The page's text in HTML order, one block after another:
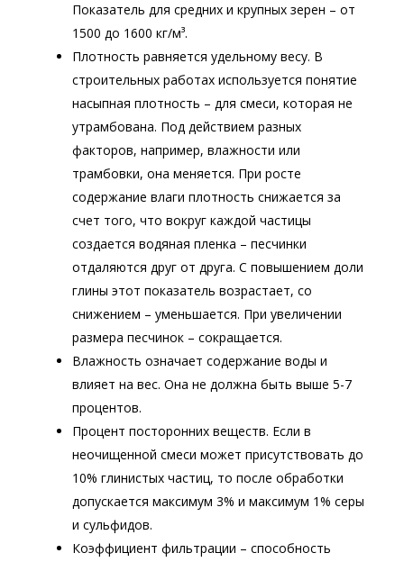
Показатель для средних и крупных зерен – от
1500 до 1600 кг/м³.
Плотность равняется удельному весу. В
строительных работах используется понятие
насыпная плотность – для смеси, которая не
утрамбована. Под действием разных
факторов, например, влажности или
трамбовки, она меняется. При росте
содержание влаги плотность снижается за
счет того, что вокруг каждой частицы
создается водяная пленка – песчинки
отдаляются друг от друга. С повышением доли
глины этот показатель возрастает, со
снижением – уменьшается. При увеличении
размера песчинок – сокращается.
Влажность означает содержание воды и
влияет на вес. Она не должна быть выше 5-7
процентов.
Процент посторонних веществ. Если в
неочищенной смеси может присутствовать до
10% глинистых частиц, то после обработки
допускается максимум 3% и максимум 1% серы
и сульфидов.
Коэффициент фильтрации – способность